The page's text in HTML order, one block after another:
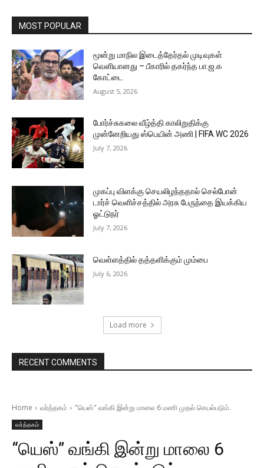
MOST POPULAR
மூன்று மாநில இடைத்தேர்தல் முடிவுகள்
வெளியானது – பீகாரில் தகர்ந்த பா.ஜ.க
கோட்டை
August 5, 2026
போர்ச்சுகலை வீழ்த்தி காலிறுதிக்கு
முன்னேறியது ஸ்பெயின் அணி | FIFA WC 2026
July 7, 2026
முகப்பு விளக்கு செயலிழந்ததால் செல்போன்
டார்ச் வெளிச்சத்தில் அரசு பேருந்தை இயக்கிய
ஓட்டுநர்
July 7, 2026
வெள்ளத்தில் தத்தளிக்கும் மும்பை
July 6, 2026
Load more
RECENT COMMENTS